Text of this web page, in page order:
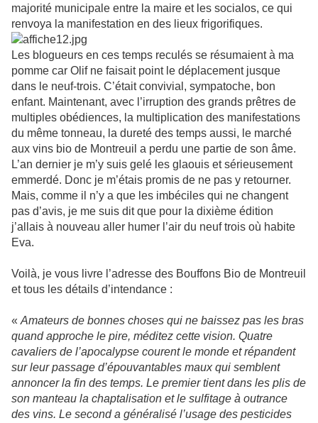
majorité municipale entre la maire et les socialos, ce qui
renvoya la manifestation en des lieux frigorifiques.
Les blogueurs en ces temps reculés se résumaient à ma
pomme car Olif ne faisait point le déplacement jusque
dans le neuf-trois. C’était convivial, sympatoche, bon
enfant. Maintenant, avec l’irruption des grands prêtres de
multiples obédiences, la multiplication des manifestations
du même tonneau, la dureté des temps aussi, le marché
aux vins bio de Montreuil a perdu une partie de son âme.
L’an dernier je m’y suis gelé les glaouis et sérieusement
emmerdé. Donc je m’étais promis de ne pas y retourner.
Mais, comme il n’y a que les imbéciles qui ne changent
pas d’avis, je me suis dit que pour la dixième édition
j’allais à nouveau aller humer l’air du neuf trois où habite
Eva.
Voilà, je vous livre l’adresse des Bouffons Bio de Montreuil
et tous les détails d’intendance :
« Amateurs de bonnes choses qui ne baissez pas les bras
quand approche le pire, méditez cette vision. Quatre
cavaliers de l’apocalypse courent le monde et répandent
sur leur passage d’épouvantables maux qui semblent
annoncer la fin des temps. Le premier tient dans les plis de
son manteau la chaptalisation et le sulfitage à outrance
des vins. Le second a généralisé l’usage des pesticides